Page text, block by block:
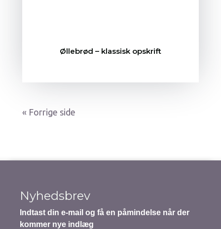
Øllebrød – klassisk opskrift
« Gamle poster
Nyhedsbrev
Indtast din e-mail og få en påmindelse når der
kommer nye indlæg